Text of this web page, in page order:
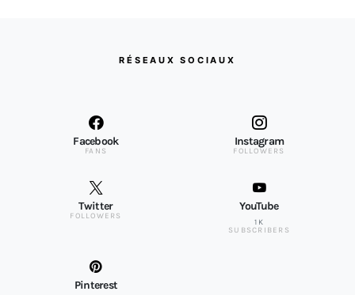
RÉSEAUX SOCIAUX
Facebook
FANS
Instagram
FOLLOWERS
Twitter
FOLLOWERS
YouTube
1K
SUBSCRIBERS
Pinterest